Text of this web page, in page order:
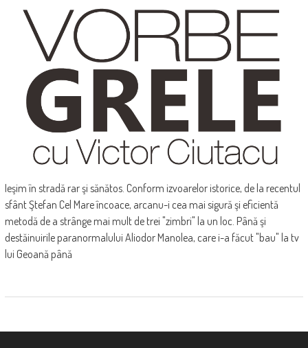
Ieşim în stradă rar şi sănătos. Conform izvoarelor istorice, de la recentul
sfânt Ştefan Cel Mare încoace, arcanu-i cea mai sigură şi eficientă
metodă de a strânge mai mult de trei "zimbri" la un loc. Până şi
destăinuirile paranormalului Aliodor Manolea, care i-a făcut "bau" la tv
lui Geoană până